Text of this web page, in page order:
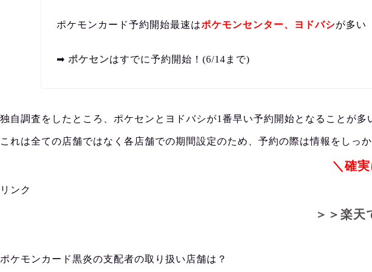
ポケモンカード予約開始最速はポケモンセンター、ヨドバシが多い
➡︎ポケセンはすでに予約開始！(6/14まで)
独自調査をしたところ、ポケセンとヨドバシが1番早い予約開始となることが多
これは全ての店舗ではなく各店舗での期間設定のため、予約の際は情報をしっ
＼確
リンク
＞＞楽天
ポケモンカード黒炎の支配者の取り扱い店舗は？